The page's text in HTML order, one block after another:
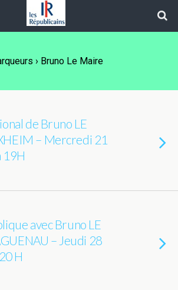
› Bruno Le Maire
de Bruno LE
– Mercredi 21
19H
avec Bruno LE
– Jeudi 28
H